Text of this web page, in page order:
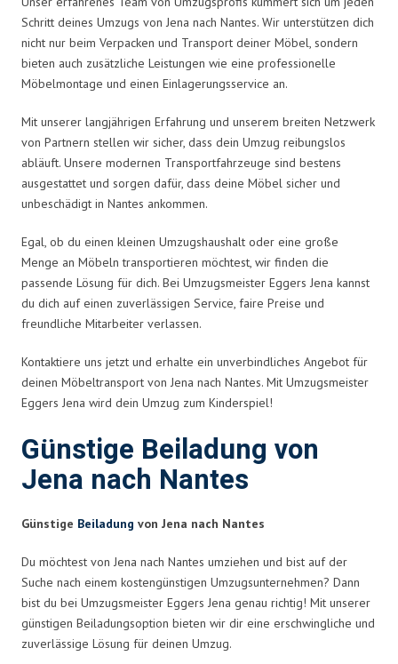
Schritt deines Umzugs von Jena nach Nantes. Wir unterstützen dich
nicht nur beim Verpacken und Transport deiner Möbel, sondern
bieten auch zusätzliche Leistungen wie eine professionelle
Möbelmontage und einen Einlagerungsservice an.
Mit unserer langjährigen Erfahrung und unserem breiten Netzwerk
von Partnern stellen wir sicher, dass dein Umzug reibungslos
abläuft. Unsere modernen Transportfahrzeuge sind bestens
ausgestattet und sorgen dafür, dass deine Möbel sicher und
unbeschädigt in Nantes ankommen.
Egal, ob du einen kleinen Umzugshaushalt oder eine große
Menge an Möbeln transportieren möchtest, wir finden die
passende Lösung für dich. Bei Umzugsmeister Eggers Jena kannst
du dich auf einen zuverlässigen Service, faire Preise und
freundliche Mitarbeiter verlassen.
Kontaktiere uns jetzt und erhalte ein unverbindliches Angebot für
deinen Möbeltransport von Jena nach Nantes. Mit Umzugsmeister
Eggers Jena wird dein Umzug zum Kinderspiel!
Günstige Beiladung von
Jena nach Nantes
Günstige Beiladung von Jena nach Nantes
Du möchtest von Jena nach Nantes umziehen und bist auf der
Suche nach einem kostengünstigen Umzugsunternehmen? Dann
bist du bei Umzugsmeister Eggers Jena genau richtig! Mit unserer
günstigen Beiladungsoption bieten wir dir eine erschwingliche und
zuverlässige Lösung für deinen Umzug.